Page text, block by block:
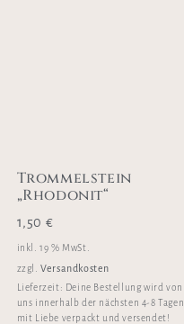
Trommelstein
„Rhodonit“
1,50 €
inkl. 19 % MwSt.
zzgl.Versandkosten
Lieferzeit: Deine Bestellung wird von
uns innerhalb der nächsten 4-8 Tagen
mit Liebe verpackt und versendet!